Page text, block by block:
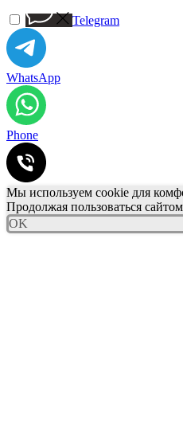
Telegram
WhatsApp
Phone
Мы используем cookie для
Продолжая пользоваться
OK